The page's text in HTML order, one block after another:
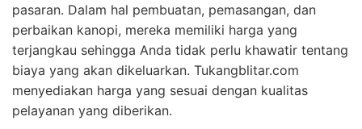
pasaran. Dalam hal pembuatan, pemasangan, dan
perbaikan kanopi, mereka memiliki harga yang
terjangkau sehingga Anda tidak perlu khawatir tentang
biaya yang akan dikeluarkan. Tukangblitar.com
menyediakan harga yang sesuai dengan kualitas
pelayanan yang diberikan.